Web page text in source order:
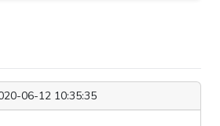
06-12 10:35:35